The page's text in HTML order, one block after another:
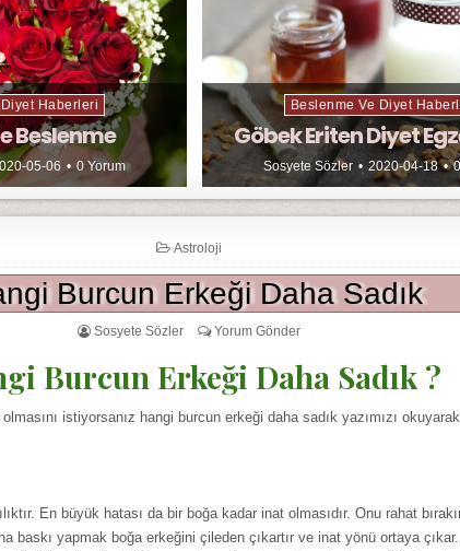
Haberleri
Beslenme
05-06 0 Yorum
Beslenme Ve Diyet
Göbek Eriten Diyet
Sosyete Sözler 2020-04-18
Astroloji
Burcun Erkeği Daha Sadık
Sosyete Sözler Yorum Gönder
Burcun Erkeği Daha Sadık ?
istiyorsanız hangi burcun erkeği daha sadık yazımızı
En büyük hatası da bir boğa kadar inat olmasıdır. Onu rahat
baskı yapmak boğa erkeğini çileden çıkartır ve inat yönü ortaya çıkar.